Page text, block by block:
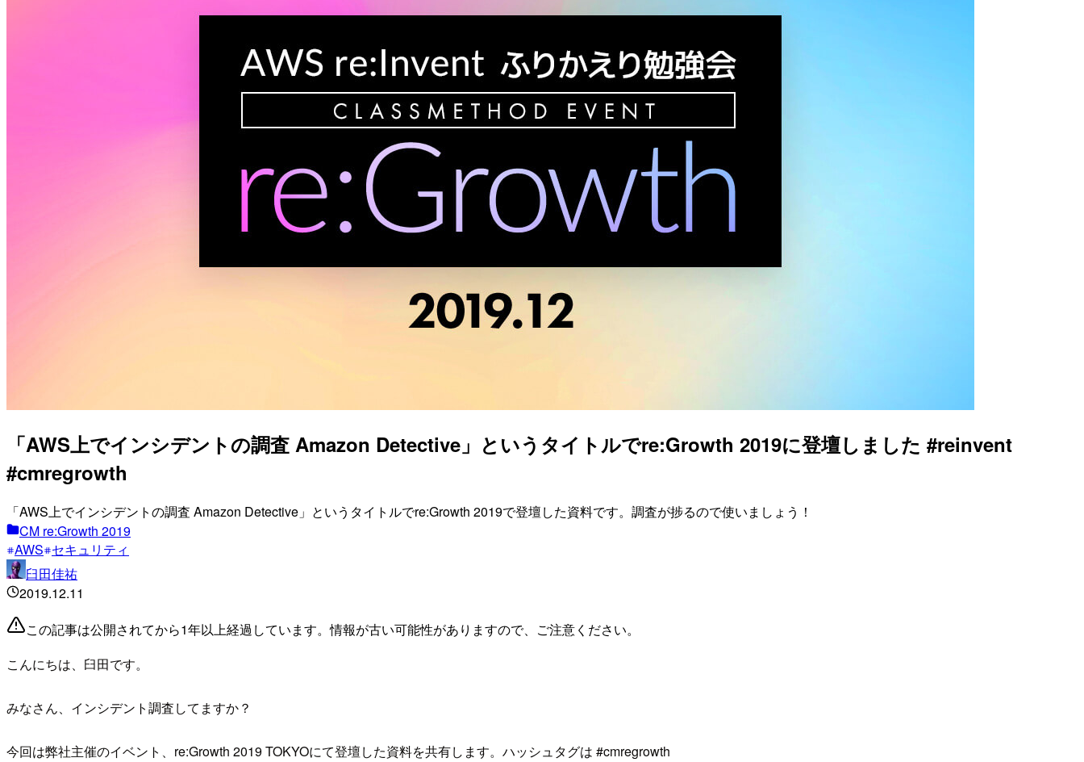
「AWS上でインシデントの調査 Amazon Detective」というタイトルでre:Growth 2019に登壇しました #reinvent
#cmregrowth
「AWS上でインシデントの調査 Amazon Detective」というタイトルでre:Growth 2019で登壇した資料です。調査が捗るので使いましょう！
CM re:Growth 2019
AWS セキュリティ
臼田佳祐
2019.12.11
この記事は公開されてから1年以上経過しています。情報が古い可能性がありますので、ご注意ください。
こんにちは、臼田です。
みなさん、インシデント調査してますか？
今回は弊社主催のイベント、re:Growth 2019 TOKYOにて登壇した資料を共有します。ハッシュタグは #cmregrowth